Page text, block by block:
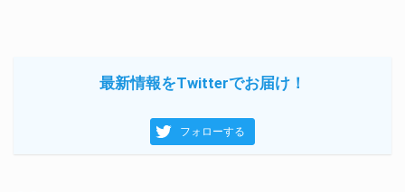
最新情報をTwitterでお届け！
フォローする